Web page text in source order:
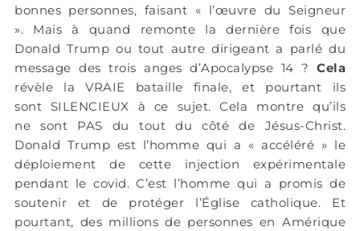
bonnes personnes, faisant « l’œuvre du Seigneur
». Mais à quand remonte la dernière fois que
Donald Trump ou tout autre dirigeant a parlé du
message des trois anges d’Apocalypse 14 ? Cela
révèle la VRAIE bataille finale, et pourtant ils
sont SILENCIEUX à ce sujet. Cela montre qu’ils
ne sont PAS du tout du côté de Jésus-Christ.
Donald Trump est l’homme qui a « accéléré » le
déploiement de cette injection expérimentale
pendant le covid. C’est l’homme qui a promis de
soutenir et de protéger l’Église catholique. Et
pourtant, des millions de personnes en Amérique